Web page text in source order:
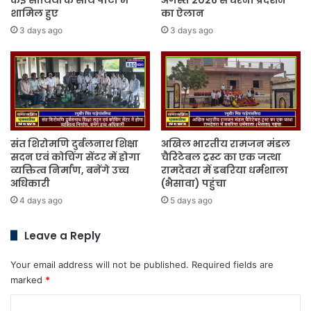
शामिल हुए
3 days ago
का ऐलान
3 days ago
संत शिरोमणि दुर्बलनाथ शिक्षा
सदन एवं कोचिंग सेंटर में होगा
व्यक्तित्व निर्माण, बनेंगे उच्च
अधिकारी
4 days ago
अखिल भारतीय रामजन मंडल
चैरिटेबल ट्रस्ट का एक जत्था
रामदेवरा में डबरिया धर्मशाला
(भैसावा) पहुंचा
5 days ago
Leave a Reply
Your email address will not be published. Required fields are
marked *